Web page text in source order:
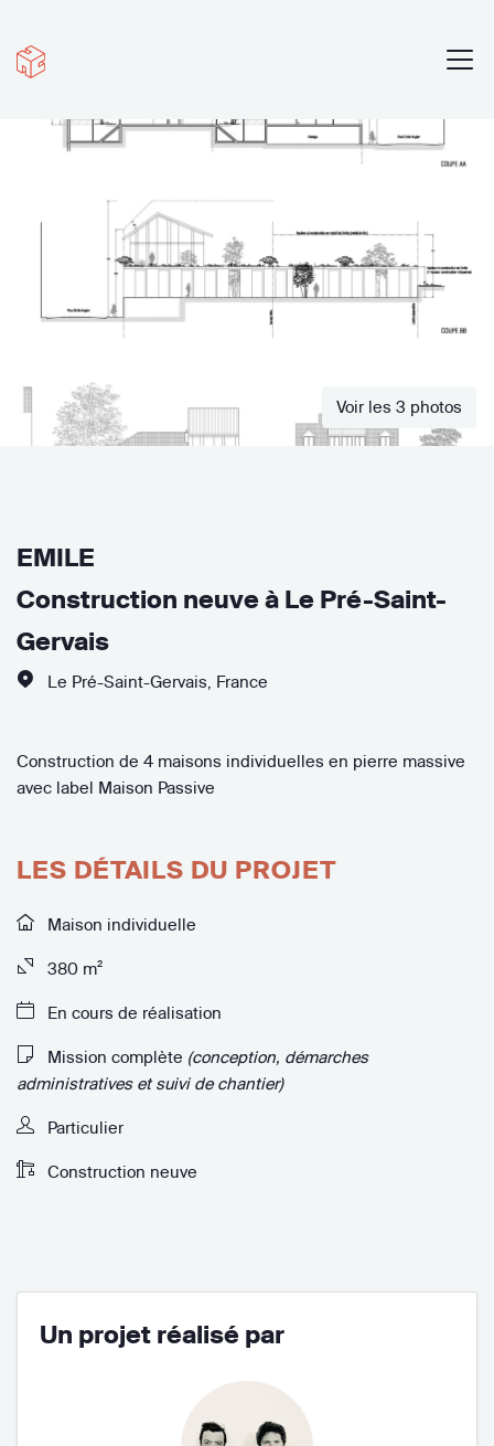
Voir les 3 photos
EMILE
Construction neuve à Le Pré-Saint-
Gervais
Le Pré-Saint-Gervais France
Construction de 4 maisons individuelles en pierre massive
avec label Maison Passive
LES DÉTAILS DU PROJET
Maison individuelle
380 m²
En cours de réalisation
Mission complète (conception, démarches
administratives et suivi de chantier)
Particulier
Construction neuve
Un projet réalisé par